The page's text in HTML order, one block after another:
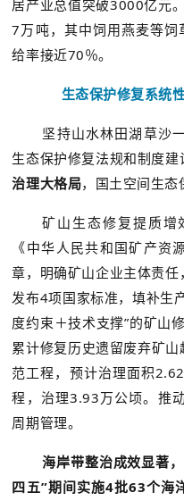
居产业总值突破3000亿元
7万吨，其中饲用燕麦等
给率接近70％。
生态保护修复系统
坚持山水林田湖草沙
生态保护修复法规和制度建
治理大格局，国土空间生态
矿山生态修复提质增
《中华人民共和国矿产资
章，明确矿山企业主体责
发布4项国家标准，填补生
度约束＋技术支撑”的矿山
累计修复历史遗留废弃矿
范工程，预计治理面积
程，治理3.93万公顷。推
周期管理。
海岸带整治成效显著
四五”期间实施4批63个海